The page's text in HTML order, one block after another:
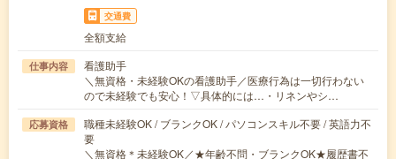
交通費
全額支給
仕事内容
看護助手
＼無資格・未経験OKの看護助手／医療行為は一切行わない
ので未経験でも安心！▽具体的には…・リネンやシ…
応募資格
職種未経験OK / ブランクOK / パソコンスキル不要 / 英語力不
要
＼無資格＊未経験OK／★年齢不問・ブランクOK★履歴書不